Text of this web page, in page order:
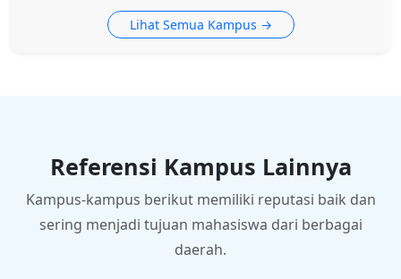
Lihat Semua Kampus →
Referensi Kampus Lainnya
Kampus-kampus berikut memiliki reputasi baik dan
sering menjadi tujuan mahasiswa dari berbagai
daerah.